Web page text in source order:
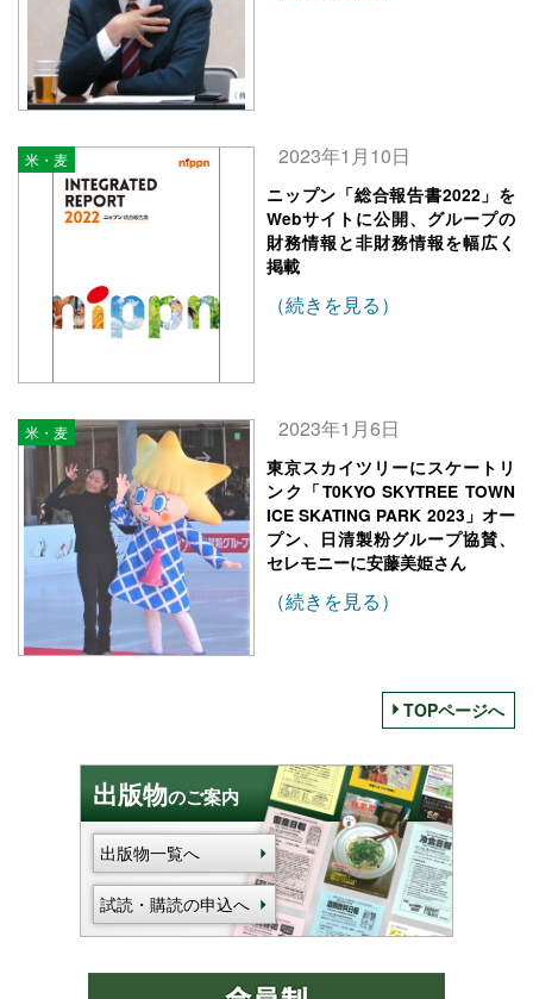
米・麦 2023年1月10日
ニップン「総合報告書2022」を
Webサイトに公開、グループの
財務情報と非財務情報を幅広く
掲載
（続きを見る）
米・麦 2023年1月6日
東京スカイツリーにスケートリ
ンク「T0KYO SKYTREE TOWN
ICE SKATING PARK 2023」オー
プン、日清製粉グループ協賛、
セレモニーに安藤美姫さん
（続きを見る）
TOPページへ
出版物のご案内
出版物一覧へ
試読・購読の申込へ